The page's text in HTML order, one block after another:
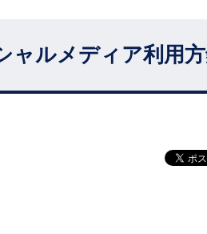
ルメディア利用